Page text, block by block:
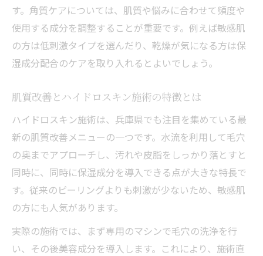
す。角質ケアについては、肌質や悩みに合わせて頻度や
使用する成分を調整することが重要です。例えば敏感肌
の方は低刺激タイプを選んだり、乾燥が気になる方は保
湿成分配合のケアを取り入れるとよいでしょう。
肌質改善とハイドロスキン施術の特徴とは
ハイドロスキン施術は、兵庫県でも注目を集めている最
新の肌質改善メニューの一つです。水流を利用して毛穴
の奥までアプローチし、汚れや皮脂をしっかり落とすと
同時に、同時に保湿成分を導入できる点が大きな特長で
す。従来のピーリングよりも刺激が少ないため、敏感肌
の方にも人気があります。
実際の施術では、まず専用のマシンで毛穴の洗浄を行
い、その後美容成分を導入します。これにより、施術直